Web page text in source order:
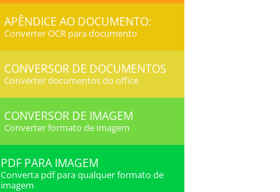
APÊNDICE AO DOCUMENTO:
Converter OCR para documento
CONVERSOR DE DOCUMENTOS
Converter documentos do office
CONVERSOR DE IMAGEM
Converter formato de imagem
PDF PARA IMAGEM
Converta pdf para qualquer formato de
imagem